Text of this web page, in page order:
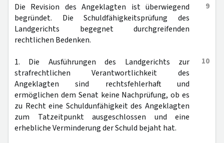
9
Die Revision des Angeklagten ist überwiegend
begründet. Die Schuldfähigkeitsprüfung des
Landgerichts begegnet durchgreifenden
rechtlichen Bedenken.
10
1. Die Ausführungen des Landgerichts zur
strafrechtlichen Verantwortlichkeit des
Angeklagten sind rechtsfehlerhaft und
ermöglichen dem Senat keine Nachprüfung, ob es
zu Recht eine Schuldunfähigkeit des Angeklagten
zum Tatzeitpunkt ausgeschlossen und eine
erhebliche Verminderung der Schuld bejaht hat.